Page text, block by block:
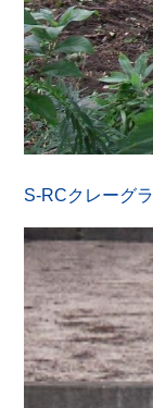
S-RCクレーグ